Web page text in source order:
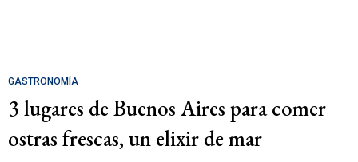
GASTRONOMÍA
3 lugares de Buenos Aires para comer
ostras frescas, un elixir de mar